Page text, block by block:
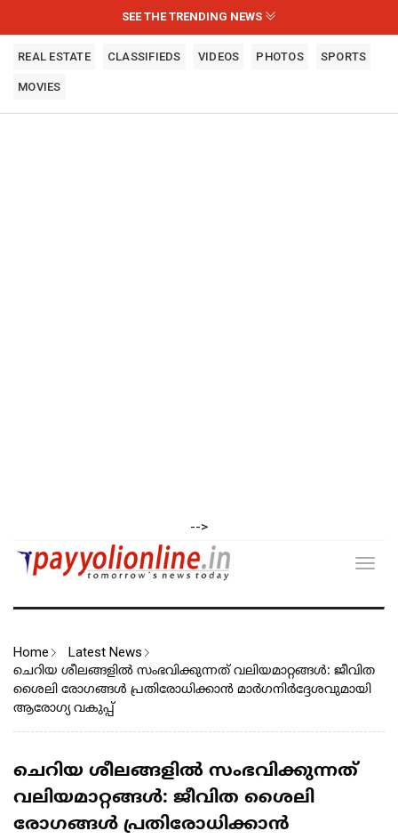
SEE THE TRENDING NEWS
REAL ESTATE CLASSIFIEDS VIDEOS PHOTOS SPORTS
MOVIES
-->
Home Latest News
ചെറിയ ശീലങ്ങളിൽ സംഭവിക്കുന്നത് വലിയമാറ്റങ്ങൾ: ജീവിത
ശൈലി രോഗങ്ങൾ പ്രതിരോധിക്കാൻ മാര്‍ഗനിര്‍ദ്ദേശവുമായി
ആരോഗ്യ വകുപ്പ്
ചെറിയ ശീലങ്ങളിൽ സംഭവിക്കുന്നത്
വലിയമാറ്റങ്ങൾ: ജീവിത ശൈലി
രോഗങ്ങൾ പ്രതിരോധിക്കാൻ